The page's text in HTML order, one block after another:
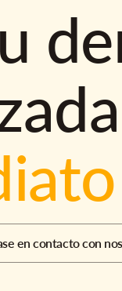
en contacto con